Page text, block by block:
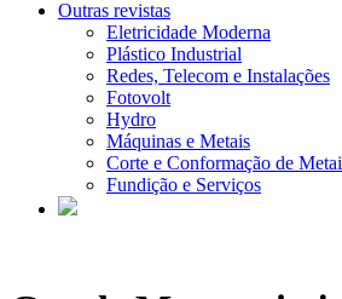
Outras revistas
Eletricidade Moderna
Plástico Industrial
Redes, Telecom e Instalações
Fotovolt
Hydro
Máquinas e Metais
Corte e Conformação de
Fundição e Serviços